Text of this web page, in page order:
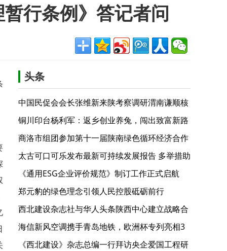
行条例》答记者问
头条
中国民促会会长张维新来陕考察调研渭南谦顺核
桃生态产业园
铜川印台杨利军：返乡创业养兔，闯出致富新路
商洛市组团参加第十一届陕南绿色循环经济合作
活动
太古可口可乐发布最新可持续发展报告 多举措助
力美丽中国建设
《通用ESG企业评价规范》制订工作正式启航
郑元豹的绿色理念引领人民控股砥砺前行
西北建设杂志社与华人头条陕西中心建立战略合
作关系
海信新风空调携手青岛地铁，欧洲杯专列亮相3
号线
《西北建设》杂志总编一行拜访央企爱国工程研